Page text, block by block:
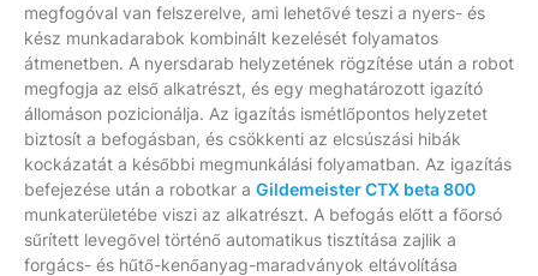
megfogóval van felszerelve, ami lehetővé teszi a nyers- és
kész munkadarabok kombinált kezelését folyamatos
átmenetben. A nyersdarab helyzetének rögzítése után a robot
megfogja az első alkatrészt, és egy meghatározott igazító
állomáson pozicionálja. Az igazítás ismétlőpontos helyzetet
biztosít a befogásban, és csökkenti az elcsúszási hibák
kockázatát a későbbi megmunkálási folyamatban. Az igazítás
befejezése után a robotkar a Gildemeister CTX beta 800
munkaterületébe viszi az alkatrészt. A befogás előtt a főorsó
sűrített levegővel történő automatikus tisztítása zajlik a
forgács- és hűtő-kenőanyag-maradványok eltávolítása